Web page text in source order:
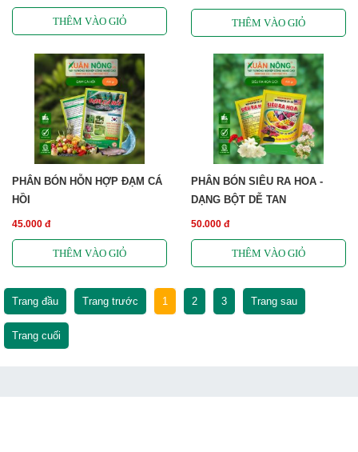
PHÂN BÓN HỖN HỢP ĐẠM CÁ
HỒI
45.000 đ
PHÂN BÓN SIÊU RA HOA -
DẠNG BỘT DỄ TAN
50.000 đ
Trang đầu Trang trước 1 2 3 Trang sau
Trang cuối